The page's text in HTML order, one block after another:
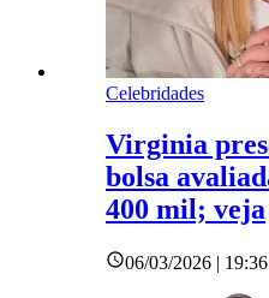
Celebridades
Virginia
bolsa
400 mil; veja
06/03/2026 | 19:36